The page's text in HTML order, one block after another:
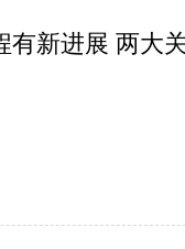
新进展 两大